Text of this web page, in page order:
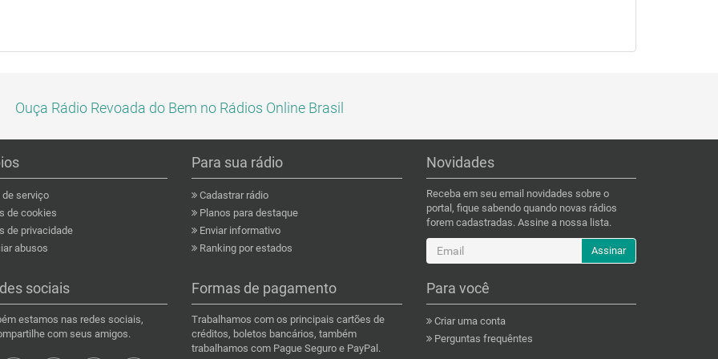
Ouça Rádio Revoada do Bem no Rádios Online Brasil
serviço
de cookies
de privacidade
abusos
Para sua rádio
Cadastrar rádio
Planos para destaque
Enviar informativo
Ranking por estados
Novidades
Receba em seu email novidades sobre o
portal, fique sabendo quando novas rádios
forem cadastradas. Assine a nossa lista.
Assinar
sociais
estamos nas redes sociais,
com seus amigos.
Formas de pagamento
Trabalhamos com os principais cartões de
créditos, boletos bancários, também
trabalhamos com Pague Seguro e PayPal.
Para você
Criar uma conta
Perguntas frequêntes